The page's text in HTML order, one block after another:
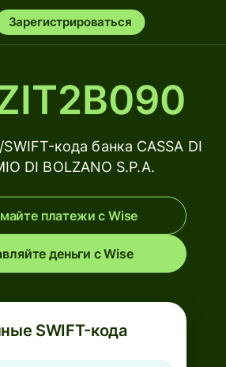
Зарегистрироваться
кода банка CASSA DI
DI BOLZANO S.P.A.
платежи с Wise
деньги с Wise
SWIFT-кода